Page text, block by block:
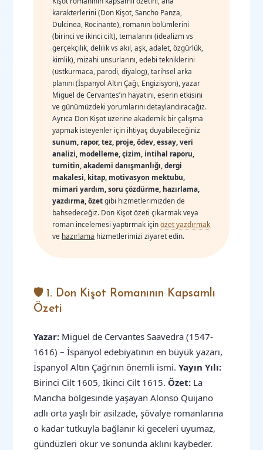
karakterlerini (Don Kişot, Sancho Panza,
Dulcinea, Rocinante), romanın bölümlerini
(birinci ve ikinci cilt), temalarını (idealizm vs
gerçekçilik, delilik vs akıl, aşk, adalet, özgürlük,
kimlik), mizahi unsurlarını, edebi tekniklerini
(üstkurmaca, parodi, diyalog), tarihsel arka
planını (İspanyol Altın Çağı, Engizisyon), yazar
Miguel de Cervantes’in hayatını, eserin etkisini
ve günümüzdeki yorumlarını detaylandıracağız.
Ayrıca Don Kişot üzerine akademik bir çalışma
yapmak isteyenler için ihtiyaç duyabileceğiniz
sunum, rapor, tez, proje, ödev, essay, veri
analizi, modelleme, çizim, intihal raporu,
turnitin, akademi danışmanlığı, dergi
makalesi, kitap, motivasyon mektubu,
mimari yardım, soru çözdürme, hazırlama,
yazdırma, özetgibi hizmetlerimizden de
bahsedeceğiz. Don Kişot özeti çıkarmak veya
roman incelemesi yaptırmak içinözet yazdırmak
ve hazırlama hizmetlerimizi ziyaret edin.
🛡️ 1. Don Kişot Romanının Kapsamlı
Özeti
Yazar: Miguel de Cervantes Saavedra (1547-
1616) – İspanyol edebiyatının en büyük yazarı,
İspanyol Altın Çağı’nın önemli ismi.Yayın Yılı:
Birinci Cilt 1605, İkinci Cilt 1615. Özet: La
Mancha bölgesinde yaşayan Alonso Quijano
adlı orta yaşlı bir asilzade, şövalye romanlarına
o kadar tutkuyla bağlanır ki geceleri uyumaz,
gündüzleri okur ve sonunda aklını kaybeder.